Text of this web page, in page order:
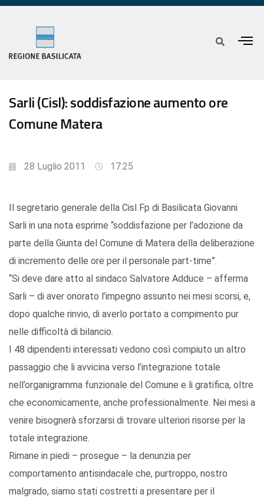
Sarli (Cisl): soddisfazione aumento ore
Comune Matera
28 Luglio 2011 17:25
Il segretario generale della Cisl Fp di Basilicata Giovanni
Sarli in una nota esprime “soddisfazione per l’adozione da
parte della Giunta del Comune di Matera della deliberazione
di incremento delle ore per il personale part-time”.
“Si deve dare atto al sindaco Salvatore Adduce – afferma
Sarli – di aver onorato l’impegno assunto nei mesi scorsi, e,
dopo qualche rinvio, di averlo portato a compimento pur
nelle difficoltà di bilancio.
I 48 dipendenti interessati vedono così compiuto un altro
passaggio che li avvicina verso l’integrazione totale
nell’organigramma funzionale del Comune e li gratifica, oltre
che economicamente, anche professionalmente. Nei mesi a
venire bisognerà sforzarsi di trovare ulteriori risorse per la
totale integrazione.
Rimane in piedi – prosegue – la denunzia per
comportamento antisindacale che, purtroppo, nostro
malgrado, siamo stati costretti a presentare per il